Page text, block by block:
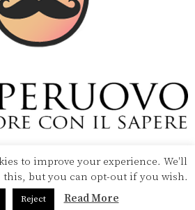
Superuovo — Powered by Pipool
SRL
to improve your experience. We'll
this, but you can opt-out if you wish.